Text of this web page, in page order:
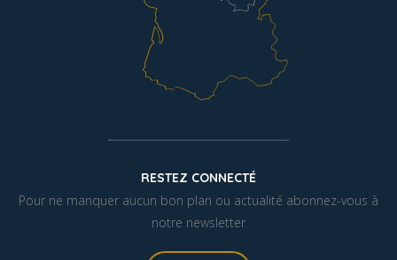
RESTEZ CONNECTÉ
Pour ne manquer aucun bon plan ou actualité abonnez-vous à
notre newsletter